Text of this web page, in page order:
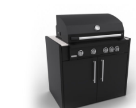
Poêles et chaudières
Conduit de fumées